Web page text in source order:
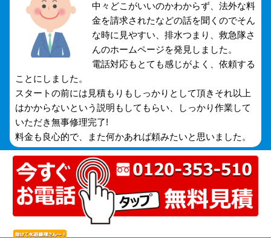
中々どこがいいのかわからず、法外な料
金を請求されたなどの話を聞くのでそん
な時に見やすい、排水つまり、救急隊さ
んのホームページを発見しました。
電話対応もとても感じがよく、依頼する
ことにしました。
スタートの前には見積もりもしっかりとして頂きそれ以上
はかからないという説明もしてもらい、しっかり作業して
いただき無事修理完了!
料金も良心的で、また何かあれば頼みたいと思いました。